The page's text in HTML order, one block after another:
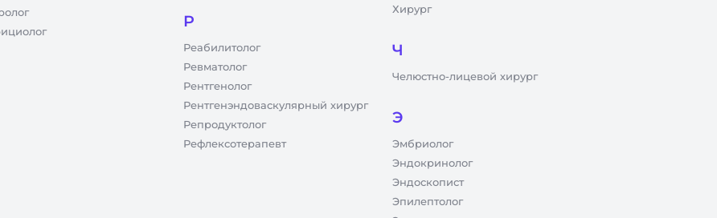
Р
Реабилитолог
Ревматолог
Рентгенолог
Рентгенэндоваскулярный хирург
Репродуктолог
Рефлексотерапевт
Хирург
Ч
Челюстно-лицевой хирург
Э
Эмбриолог
Эндокринолог
Эндоскопист
Эпилептолог